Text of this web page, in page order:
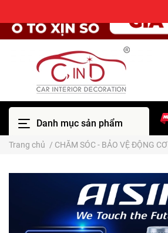
Danh mục sản phẩm
Trang chủ / CHĂM SÓC - BẢO VỆ ĐỘNG CƠ